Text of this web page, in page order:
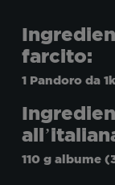
farcito:
1 Pandoro da
110 g albume